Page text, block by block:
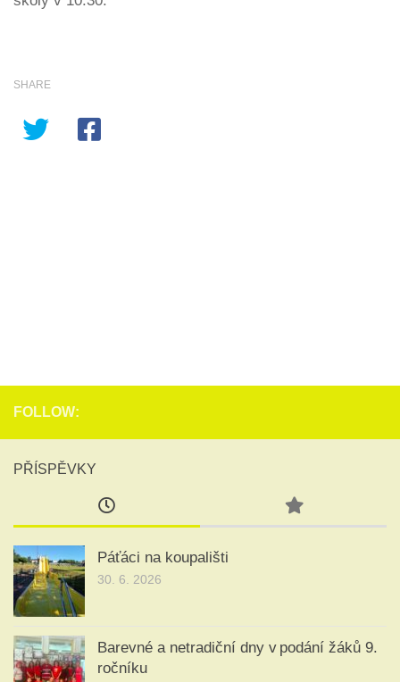
SHARE
FOLLOW:
PŘÍSPĚVKY
Páťáci na koupališti
30. 6. 2026
Barevné a netradiční dny v podání žáků 9.
ročníku